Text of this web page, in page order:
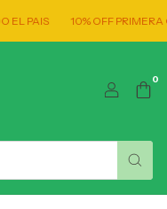
PAIS 10% OFF PRIMERA
0